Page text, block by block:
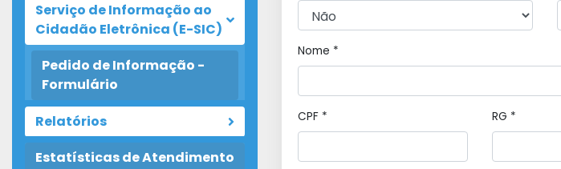
Serviço de Informação ao
Cidadão Eletrônica (E-SIC)
Pedido de Informação -
Formulário
Relatórios
Estatísticas de Atendimento
Nome *
CPF * RG *